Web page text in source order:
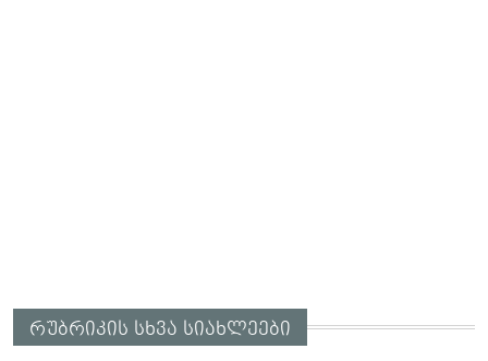
რუბრიკის სხვა სიახლეები